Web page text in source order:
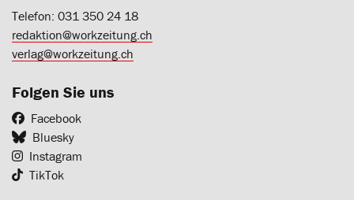
Telefon: 031 350 24 18
redaktion@workzeitung.ch
verlag@workzeitung.ch
Folgen Sie uns
Facebook
Bluesky
Instagram
TikTok